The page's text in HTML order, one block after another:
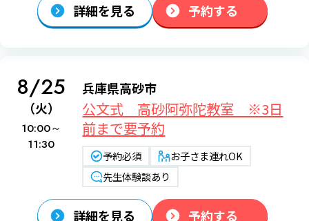
詳細を見る 予約する
8/25
（火）
10:00～
11:30
兵庫県高砂市
公文式 高砂阿弥陀教室 ※3日
前まで要予約
予約必須
お子さま連れOK
先生体験談あり
詳細を見る 予約する